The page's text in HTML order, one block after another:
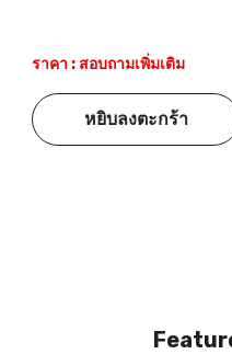
ราคา : สอบถามเพิ่มเติม
หยิบลงตะกร้า